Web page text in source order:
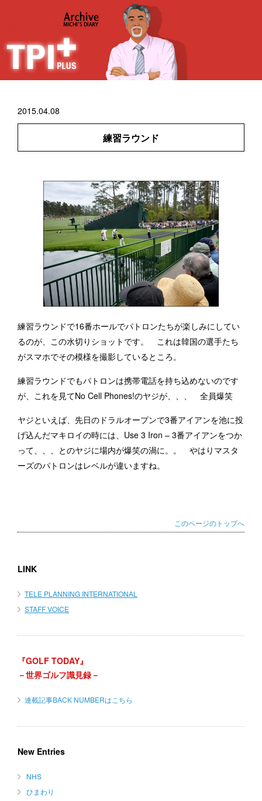
2015.04.08
練習ラウンド
練習ラウンドで16番ホールでパトロンたちが楽しみにしてい
るのが、この水切りショットです。 これは韓国の選手たち
がスマホでその模様を撮影しているところ。
練習ラウンドでもパトロンは携帯電話を持ち込めないのです
が、これを見てNo Cell Phones!のヤジが、、、 全員爆笑
ヤジといえば、先日のドラルオープンで3番アイアンを池に投
げ込んだマキロイの時には、Use 3 Iron – 3番アイアンをつか
って、、、とのヤジに場内が爆笑の渦に。。 やはりマスタ
ーズのパトロンはレベルが違いますね。
このページのトップへ
LINK
TELE PLANNING INTERNATIONAL
STAFF VOICE
『GOLF TODAY』
－世界ゴルフ識見録－
連載記事BACK NUMBERはこちら
New Entries
NHS
ひまわり